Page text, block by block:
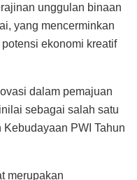
unggulan binaan
yang mencerminkan
ekonomi kreatif
dalam pemajuan
sebagai salah satu
PWI Tahun
merupakan